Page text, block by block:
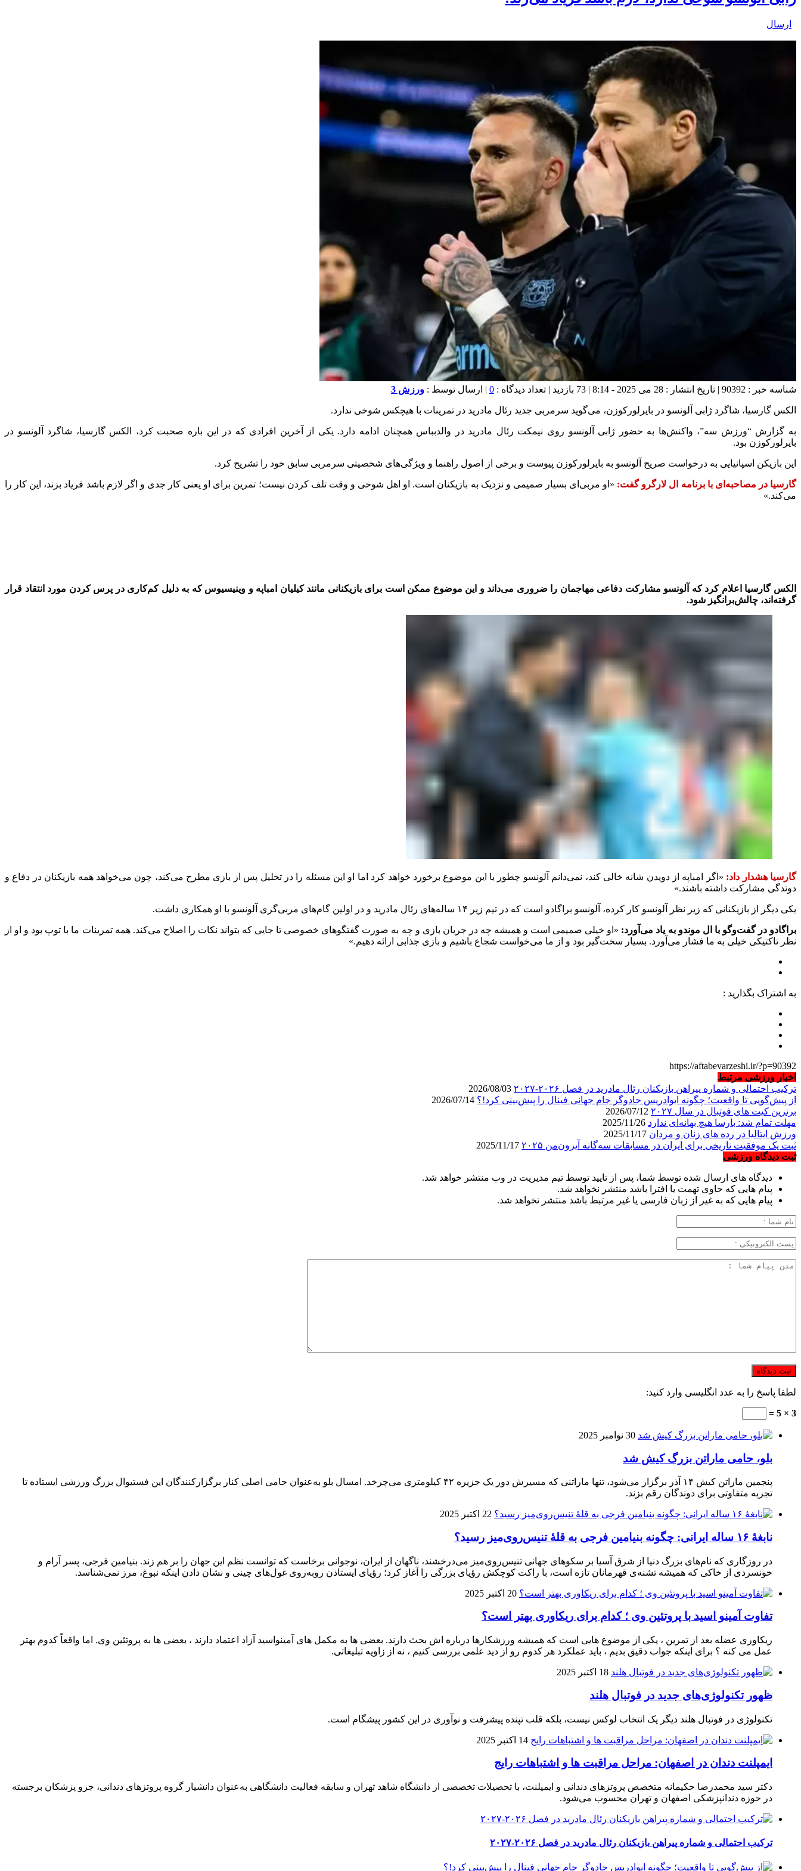
ارسال
شناسه خبر : 90392 | تاریخ انتشار : 28 می 2025 - 8:14 | 73 بازدید | تعداد دیدگاه : 0 | ارسال توسط : ورزش 3
الکس گارسیا، شاگرد ژابی آلونسو در بایرلورکوزن، می‌گوید سرمربی جدید رئال مادرید در تمرینات با هیچکس شوخی ندارد.
به گزارش “ورزش سه”، واکنش‌ها به حضور ژابی آلونسو روی نیمکت رئال مادرید در والدبباس همچنان ادامه دارد. یکی از آخرین افرادی که در این باره صحبت کرد، الکس گارسیا، شاگرد آلونسو در
بایرلورکوزن بود.
این بازیکن اسپانیایی به درخواست صریح آلونسو به بایرلورکوزن پیوست و برخی از اصول راهنما و ویژگی‌های شخصیتی سرمربی سابق خود را تشریح کرد.
گارسیا در مصاحبه‌ای با برنامه ال لارگرو گفت: «او مربی‌ای بسیار صمیمی و نزدیک به بازیکنان است. او اهل شوخی و وقت تلف کردن نیست؛ تمرین برای او یعنی کار جدی و اگر لازم باشد فریاد بزند، این کار را
می‌کند.»
الکس گارسیا اعلام کرد که آلونسو مشارکت دفاعی مهاجمان را ضروری می‌داند و این موضوع ممکن است برای بازیکنانی مانند کیلیان امباپه و وینیسیوس که به دلیل کم‌کاری در پرس کردن مورد انتقاد قرار
گرفته‌اند، چالش‌برانگیز شود.
گارسیا هشدار داد: «اگر امباپه از دویدن شانه خالی کند، نمی‌دانم آلونسو چطور با این موضوع برخورد خواهد کرد اما او این مسئله را در تحلیل پس از بازی مطرح می‌کند، چون می‌خواهد همه بازیکنان در دفاع و
دوندگی مشارکت داشته باشند.»
یکی دیگر از بازیکنانی که زیر نظر آلونسو کار کرده، آلونسو براگادو است که در تیم زیر ۱۴ ساله‌های رئال مادرید و در اولین گام‌های مربی‌گری آلونسو با او همکاری داشت.
براگادو در گفت‌وگو با ال موندو به یاد می‌آورد: «او خیلی صمیمی است و همیشه چه در جریان بازی و چه به صورت گفتگوهای خصوصی تا جایی که بتواند نکات را اصلاح می‌کند. همه تمرینات ما با توپ بود و او از
نظر تاکتیکی خیلی به ما فشار می‌آورد. بسیار سخت‌گیر بود و از ما می‌خواست شجاع باشیم و بازی جذابی ارائه دهیم.»
به اشتراک بگذارید :
https://aftabevarzeshi.ir/?p=90392
اخبار ورزشی مرتبط
ترکیب احتمالی و شماره پیراهن بازیکنان رئال مادرید در فصل ۲۰۲۶-۲۰۲۷
از پیش‌گویی تا واقعیت؛ چگونه ابوادریس جادوگر جام جهانی فینال را پیش‌بینی کرد!؟
برترین کیت های فوتبال در سال ۲۰۲۷
مهلت تمام شد: بارسا هیچ بهانه‌‌ای ندارد
ورزش ایتالیا در رده های زنان و مردان
ثبت یک موفقیت تاریخی برای ایران در مسابقات سه‌گانه آیرون‌من ۲۰۲۵
ثبت دیدگاه ورزشی
دیدگاه های ارسال شده توسط شما، پس از تایید توسط تیم مدیریت در وب منتشر خواهد شد.
پیام هایی که حاوی تهمت یا افترا باشد منتشر نخواهد شد.
پیام هایی که به غیر از زبان فارسی یا غیر مرتبط باشد منتشر نخواهد شد.
لطفا پاسخ را به عدد انگلیسی وارد کنید:
3 × 5 =
30 نوامبر 2025
بلو، حامی ماراتن بزرگ کیش شد
پنجمین ماراتن کیش ۱۴ آذر برگزار می‌شود، تنها ماراتنی که مسیرش دور یک جزیره ۴۲ کیلومتری می‌چرخد. امسال بلو به‌عنوان حامی اصلی کنار برگزارکنندگان این فستیوال بزرگ ورزشی ایستاده تا
تجربه متفاوتی برای دوندگان رقم بزند.
22 اکتبر 2025
نابغهٔ ۱۶ ساله ایرانی: چگونه بنیامین فرجی به قلهٔ تنیس‌روی‌میز رسید؟
در روزگاری که نام‌های بزرگ دنیا از شرق آسیا بر سکوهای جهانی تنیس‌روی‌میز می‌درخشند، ناگهان از ایران، نوجوانی برخاست که توانست نظم این جهان را بر هم زند. بنیامین فرجی، پسر آرام و
خونسردی از خاکی که همیشه تشنه‌ی قهرمانان تازه است، با راکت کوچکش رؤیای بزرگی را آغاز کرد؛ رؤیای ایستادن روبه‌روی غول‌های چینی و نشان دادن اینکه نبوغ، مرز نمی‌شناسد.
20 اکتبر 2025
تفاوت آمینو اسید با پروتئین وی ؛ کدام برای ریکاوری بهتر است؟
ریکاوری عضله بعد از تمرین ، یکی از موضوع‌ هایی‌ است که همیشه ورزشکارها درباره‌ اش بحث دارند. بعضی‌ ها به مکمل‌ های آمینواسید آزاد اعتماد دارند ، بعضی‌ ها به پروتئین وی. اما واقعاً کدوم بهتر
عمل می‌ کنه ؟ برای اینکه جواب دقیق بدیم ، باید عملکرد هر کدوم رو از دید علمی بررسی کنیم ، نه از زاویه تبلیغاتی.
18 اکتبر 2025
ظهور تکنولوژی‌های جدید در فوتبال هلند
تکنولوژی در فوتبال هلند دیگر یک انتخاب لوکس نیست، بلکه قلب تپنده پیشرفت و نوآوری در این کشور پیشگام است.
14 اکتبر 2025
ایمپلنت دندان در اصفهان: مراحل مراقبت ها و اشتباهات رایج
دکتر سید محمدرضا حکیمانه متخصص پروتزهای دندانی و ایمپلنت، با تحصیلات تخصصی از دانشگاه شاهد تهران و سابقه فعالیت دانشگاهی به‌عنوان دانشیار گروه پروتزهای دندانی، جزو پزشکان برجسته
در حوزه دندانپزشکی اصفهان و تهران محسوب می‌شود.
ترکیب احتمالی و شماره پیراهن بازیکنان رئال مادرید در فصل ۲۰۲۶-۲۰۲۷